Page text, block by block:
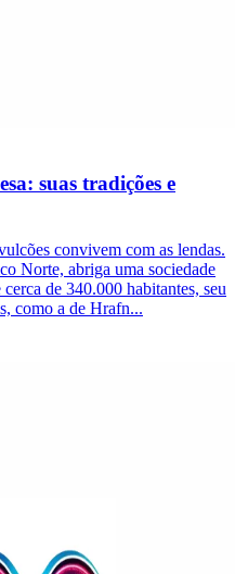
suas tradições e
convivem com as lendas.
Norte, abriga uma sociedade
de 340.000 habitantes, seu
como a de Hrafn...